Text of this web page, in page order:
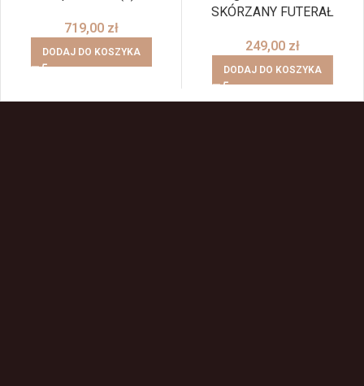
719,00 zł
DODAJ DO KOSZYKA
SKÓRZANY FUTERAŁ
249,00 zł
DODAJ DO KOSZYKA